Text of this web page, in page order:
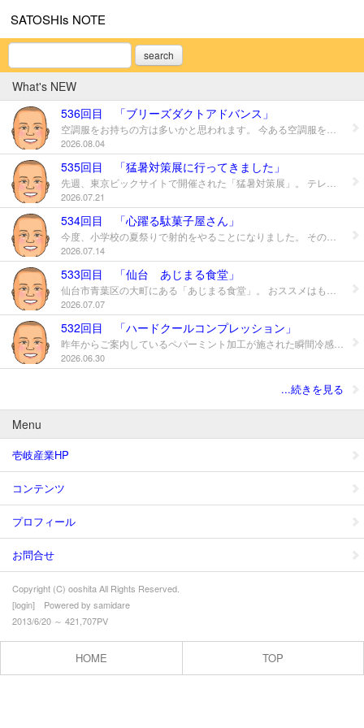
SATOSHIs NOTE
search
What's NEW
536回目 「ブリーズダクトアドバンス」
2026.08.04
535回目 「猛暑対策展に行ってきました」
2026.07.21
534回目 「心躍る駄菓子屋さん」
2026.07.14
533回目 「仙台 あじまる食堂」
2026.07.07
532回目 「ハードクールコンプレッション」
2026.06.30
...続きを見る
Menu
壱岐産業HP
コンテンツ
プロフィール
お問合せ
Copyright (C) ooshita All Rights Reserved.
[login] Powered by samidare
2013/6/20 ～ 421,707PV
HOME TOP